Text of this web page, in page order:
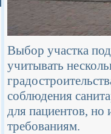
Выбор участка
учитывать
соблюдения
для пациентов, но
требованиям.